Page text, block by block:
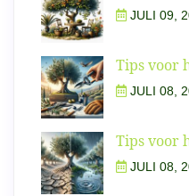
JULI 09,
Tips voor
JULI 08,
Tips voor
JULI 08,